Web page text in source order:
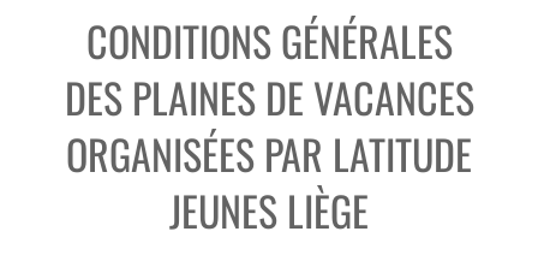
CONDITIONS GÉNÉRALES
DES PLAINES DE VACANCES
ORGANISÉES PAR LATITUDE
JEUNES LIÈGE